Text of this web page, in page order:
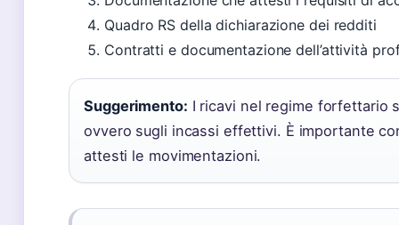
Quadro RS della dichiarazione dei redditi
Contratti e documentazione dell’attività
Suggerimento: I ricavi nel regime forfettario
ovvero sugli incassi effettivi. È importante
attesti le movimentazioni.